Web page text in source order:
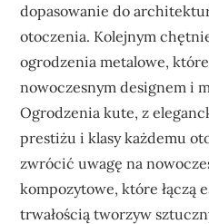
dopasowanie do
otoczenia. Kolejnym
ogrodzenia metalowe,
nowoczesnym designem i
Ogrodzenia kute, z
prestiżu i klasy każdemu
zwrócić uwagę na
kompozytowe, które łączą
trwałością tworzyw